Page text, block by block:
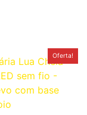
Oferta!
preço
era:
R$49,90.
preço
atual
é:
R$39,90.